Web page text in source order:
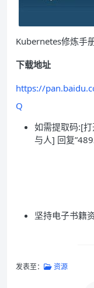
Kubernetes修炼手
下载地址
https://
Q
如需提取码:[
与人] 回复
坚持电子书籍
发表至： 资源